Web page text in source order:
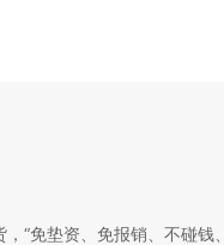
“免垫资、免报销、不碰钱